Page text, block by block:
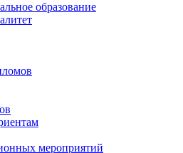
образование
мероприятий